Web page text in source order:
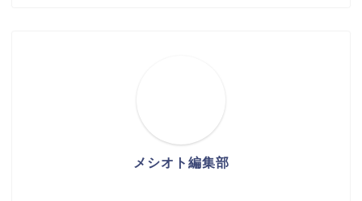
メシオト編集部